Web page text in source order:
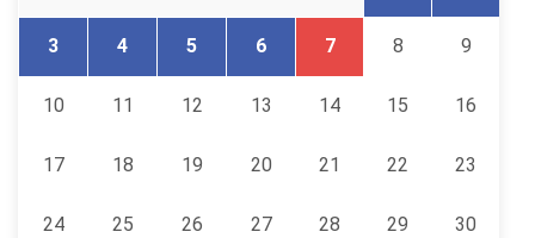
3 4 5 6 7 8 9
10 11 12 13 14 15 16
17 18 19 20 21 22 23
24 25 26 27 28 29 30